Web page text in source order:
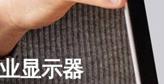
显示器